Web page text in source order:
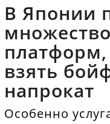
В Японии
взять
напрокат
Особенно